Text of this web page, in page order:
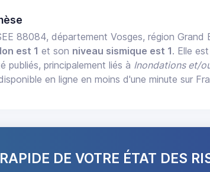
88084, département Vosges, région
est 1 et son niveau sismique est 1. Elle
publiés, principalement liés à Inondations et/
en ligne en moins d'une minute sur
DE VOTRE ÉTAT DES